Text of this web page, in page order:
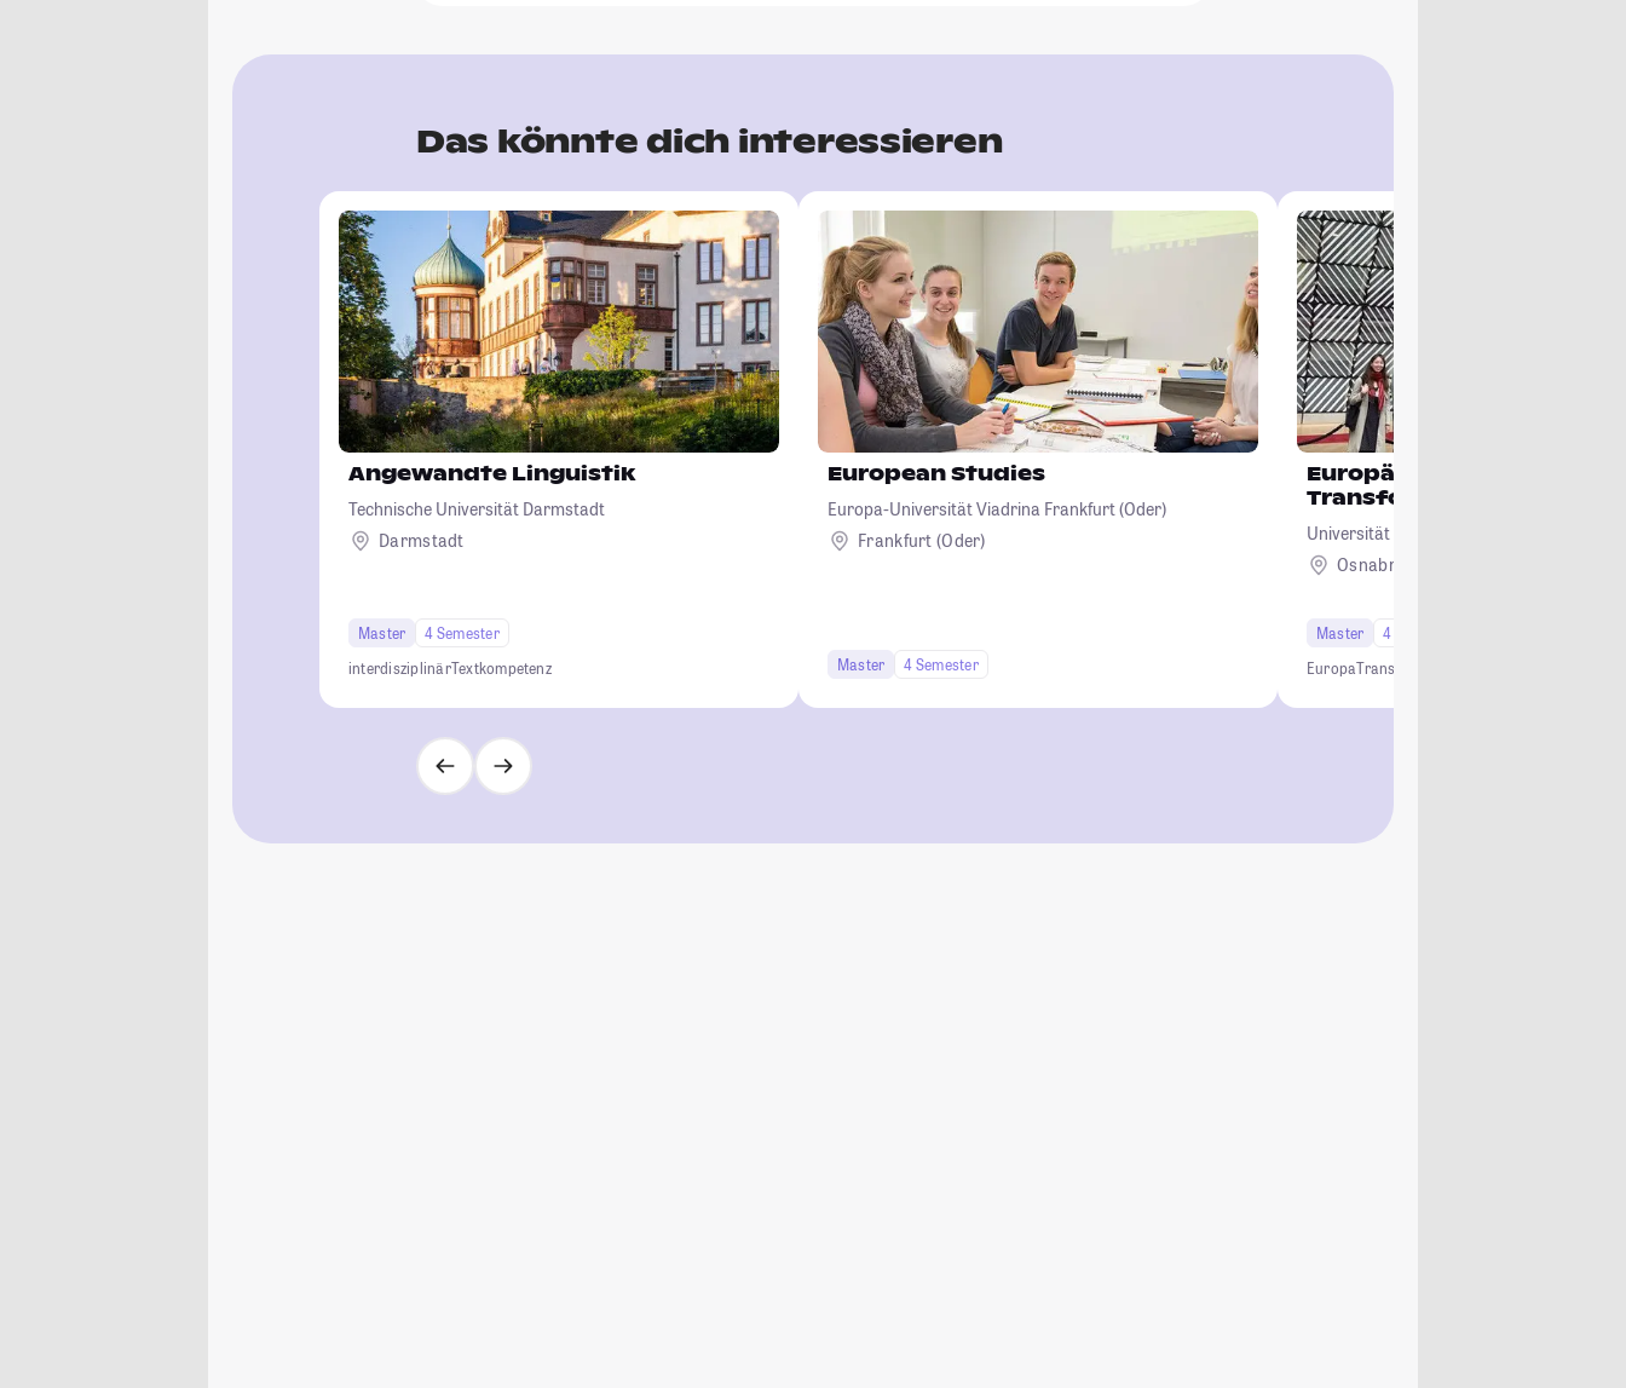
Das könnte dich interessieren
Angewandte Linguistik
Technische Universität Darmstadt
Darmstadt
Master
4 Semester
interdisziplinärTextkompetenz
European Studies
Europa-Universität Viadrina Frankfurt (Oder)
Frankfurt (Oder)
Master 4 Semester
Europäisches Regieren in der
Transformation
Universität Osnabrück
Osnabrück
Master
4 Semester
EuropaTransformation